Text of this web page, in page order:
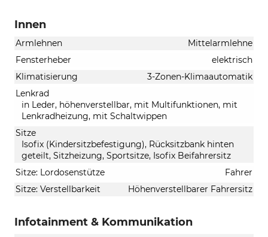
Innen
Armlehnen
Mittelarmlehne
Fensterheber
elektrisch
Klimatisierung
3-Zonen-Klimaautomatik
Lenkrad
in Leder, höhenverstellbar, mit Multifunktionen, mit
Lenkradheizung, mit Schaltwippen
Sitze
Isofix (Kindersitzbefestigung), Rücksitzbank hinten
geteilt, Sitzheizung, Sportsitze, Isofix Beifahrersitz
Sitze: Lordosenstütze
Fahrer
Sitze: Verstellbarkeit
Höhenverstellbarer Fahrersitz
Infotainment & Kommunikation